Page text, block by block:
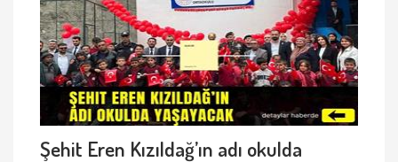
Şehit Eren Kızıldağ’ın adı okulda